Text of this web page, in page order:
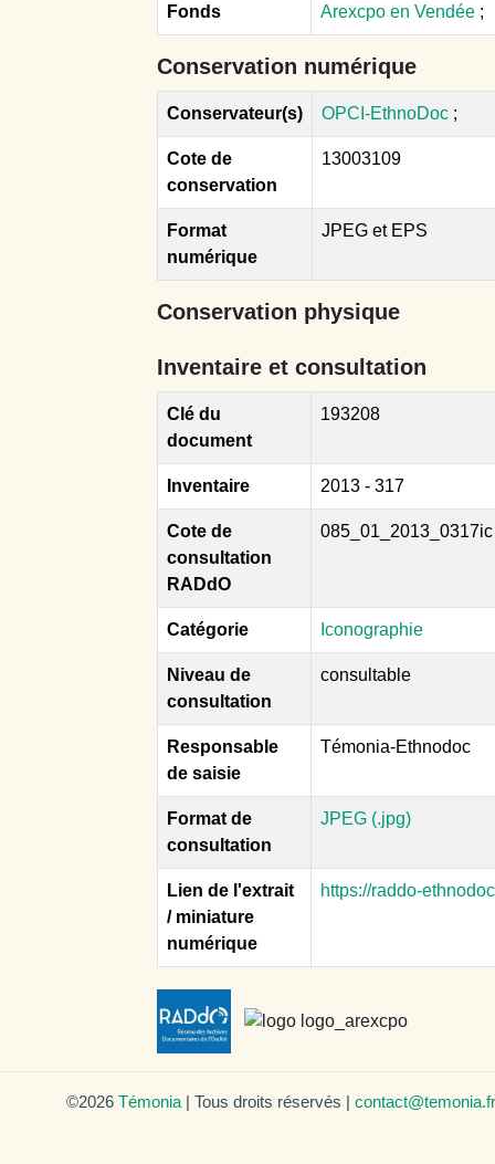
Fonds Arexcpo en Vendée ;
Conservation numérique
Conservateur(s) OPCI-EthnoDoc ;
Cote de
conservation
13003109
Format
numérique
JPEG et EPS
Conservation physique
Inventaire et consultation
Clé du
document
193208
Inventaire 2013 - 317
Cote de
consultation
RADdO
085_01_2013_0317ic
Catégorie Iconographie
Niveau de
consultation
consultable
Responsable
de saisie
Témonia-Ethnodoc
Format de
consultation
JPEG (.jpg)
Lien de l'extrait
/ miniature
numérique
https://raddo-
©2026 Témonia | Tous droits réservés | contact@temonia.fr